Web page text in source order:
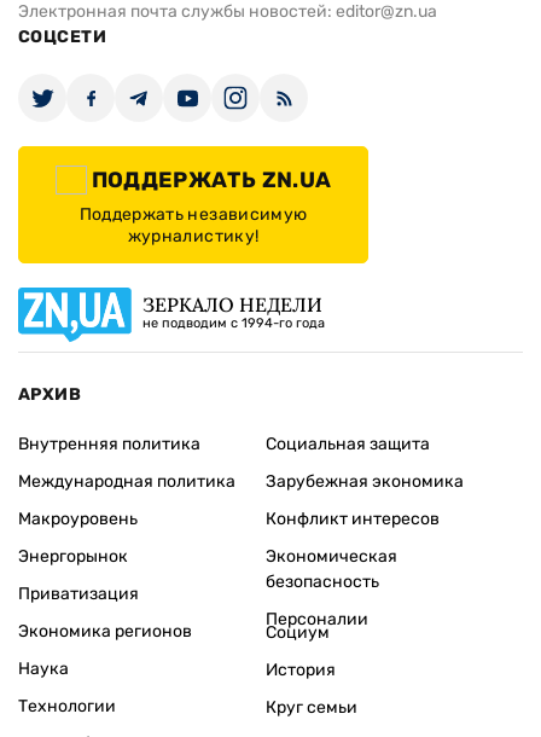
Электронная почта службы новостей: editor@zn.ua
СОЦСЕТИ
ПОДДЕРЖАТЬ ZN.UA
Поддержать независимую
журналистику!
ЗЕРКАЛО НЕДЕЛИ
не подводим с 1994-го года
АРХИВ
Внутренняя политика
Международная политика
Макроуровень
Энергорынок
Приватизация
Экономика регионов
Социальная защита
Зарубежная экономика
Конфликт интересов
Экономическая
безопасность
Персоналии
Наука
Технологии
Социум
История
Круг семьи